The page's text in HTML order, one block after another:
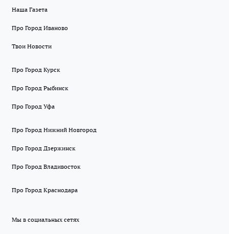
Наша Газета
Про Город Иваново
Твои Новости
Про Город Курск
Про Город Рыбинск
Про Город Уфа
Про Город Нижний Новгород
Про Город Дзержинск
Про Город Владивосток
Про Город Краснодара
Мы в социальных сетях